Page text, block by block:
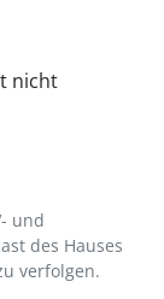
nicht
und
des Hauses
verfolgen.